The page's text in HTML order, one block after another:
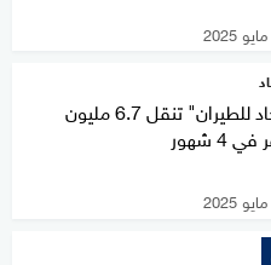
"الاتحاد للطيران" تنقل 6.7 مليون
4 شهور